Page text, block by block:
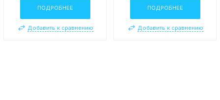
ПОДРОБНЕЕ
Добавить к сравнению
ПОДРОБНЕЕ
Добавить к сравнению